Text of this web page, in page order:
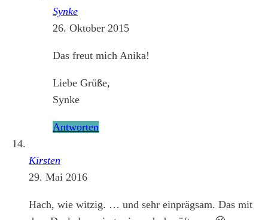
Synke
26. Oktober 2015
Das freut mich Anika!
Liebe Grüße,
Synke
Antworten
Kirsten
29. Mai 2016
Hach, wie witzig. … und sehr einprägsam. Das mit